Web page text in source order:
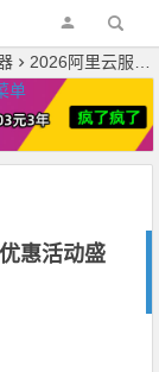
单
2026阿里云服务器ECS u1实例超值优惠活动盛大开启！领代金券
惠活动盛